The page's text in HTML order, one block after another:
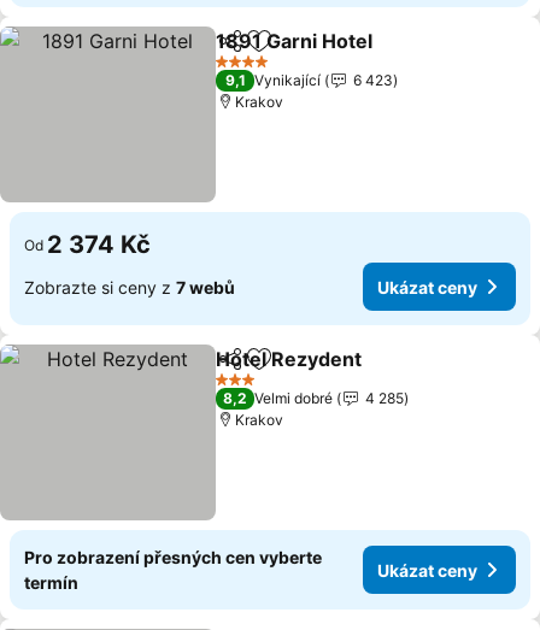
SdíletPřidat na seznam oblíbených
1891 Garni Hotel
4 Počet hvězdiček
9,1 Vynikající
6 423
Krakov
Od 2 374 Kč
Zobrazte si ceny z 7 webů Ukázat ceny
SdíletPřidat na seznam oblíbených
Hotel Rezydent
3 Počet hvězdiček
8,2 Velmi dobré
4 285
Krakov
Pro zobrazení přesných cen vyberte
termín
Ukázat ceny